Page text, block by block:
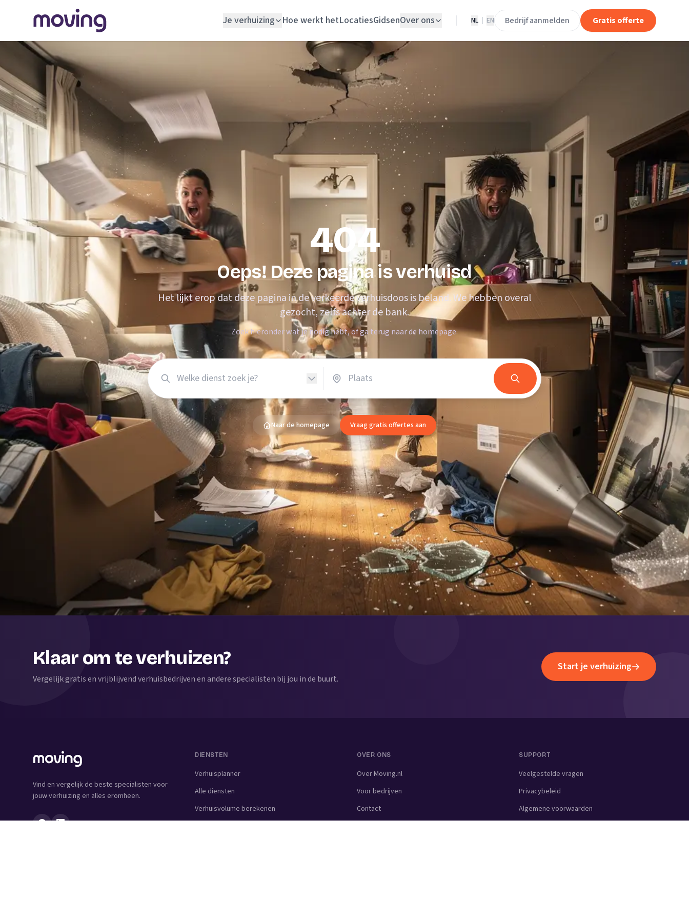
Je verhuizing
Woningontruiming
INRICHTEN
Schoonmaakbedrijf
Klusjesman
Vloerlegger
Elektricien
Slotenmaker
TOOLS BIJ VERHUIZEN
Verhuisplanner
Verhuisvolume berekenen
Verhuisdozen berekenen
Energie vergelijken
Hoe werkt hetLocatiesGidsenOver ons NL EN Bedrijf aanmelden Gratis offerte
404
Oeps! Deze pagina is verhuisd
Het lijkt erop dat deze pagina in de verkeerde verhuisdoos is beland. We hebben overal
gezocht, zelfs achter de bank.
Zoek hieronder wat je nodig hebt, of ga terug naar de homepage.
Naar de homepage Vraag gratis offertes aan
Klaar om te verhuizen?
Vergelijk gratis en vrijblijvend verhuisbedrijven en andere specialisten bij jou in de buurt.
Start je verhuizing
Vind en vergelijk de beste specialisten voor
jouw verhuizing en alles eromheen.
DIENSTEN
Verhuisplanner
Alle diensten
Verhuisvolume berekenen
OVER ONS
Over Moving.nl
Voor bedrijven
Contact
SUPPORT
Veelgestelde vragen
Privacybeleid
Algemene voorwaarden